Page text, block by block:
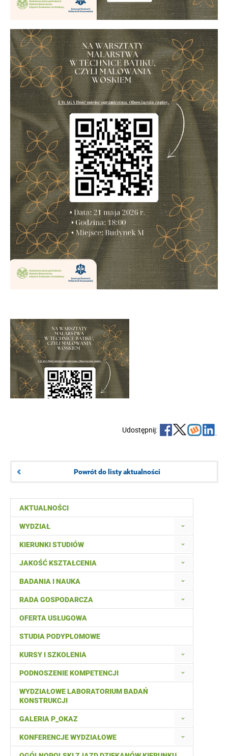
AKTUALNOŚCI
WYDZIAŁ
KIERUNKI STUDIÓW
JAKOŚĆ KSZTAŁCENIA
BADANIA I NAUKA
RADA GOSPODARCZA
OFERTA USŁUGOWA
STUDIA PODYPLOMOWE
KURSY I SZKOLENIA
PODNOSZENIE KOMPETENCJI
WYDZIAŁOWE LABORATORIUM BADAŃ
KONSTRUKCJI
GALERIA P_OKAZ
KONFERENCJE WYDZIAŁOWE
Udostępnij:
Powrót do listy aktualności